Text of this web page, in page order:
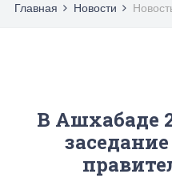
Главная Новости
В Ашхабаде